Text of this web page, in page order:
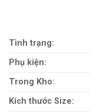
Tình trạng:
Phụ kiện:
Trong Kho:
Kích thước Size: